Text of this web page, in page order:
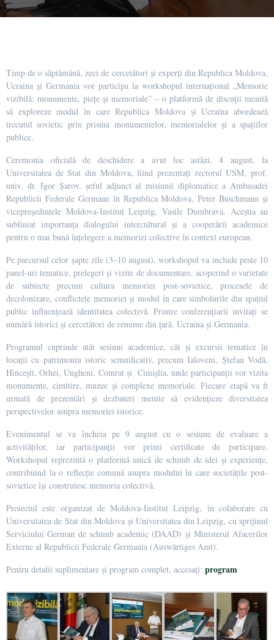
Timp de o săptămână, zeci de cercetători și experți din Republica Moldova,
Ucraina și Germania vor participa la workshopul internațional „Memorie
vizibilă: monumente, piețe și memoriale” – o platformă de discuții menită
să exploreze modul în care Republica Moldova și Ucraina abordează
trecutul sovietic prin prisma monumentelor, memorialelor și a spațiilor
publice.
Ceremonia oficială de deschidere a avut loc astăzi, 4 august, la
Universitatea de Stat din Moldova, fiind prezentați rectorul USM, prof.
univ. dr. Igor Șarov, șeful adjunct al misiunii diplomatice a Ambasadei
Republicii Federale Germane în Republica Moldova, Peter Buschmann și
vicepreședintele Moldova-Institut Leipzig, Vasile Dumbrava. Aceștia au
subliniat importanța dialogului intercultural și a cooperării academice
pentru o mai bună înțelegere a memoriei colective în context european.
Pe parcursul celor șapte zile (3–10 august), workshopul va include peste 10
panel-uri tematice, prelegeri și vizite de documentare, acoperind o varietate
de subiecte precum cultura memoriei post-sovietice, procesele de
decolonizare, conflictele memoriei și modul în care simbolurile din spațiul
public influențează identitatea colectivă. Printre conferențiarii invitați se
numără istorici și cercetători de renume din țară, Ucraina și Germania.
Programul cuprinde atât sesiuni academice, cât și excursii tematice în
locații cu patrimoniu istoric semnificativ, precum Ialoveni, Ștefan Vodă,
Hîncești, Orhei, Ungheni, Comrat și Cimișlia, unde participanții vor vizita
monumente, cimitire, muzee și complexe memoriale. Fiecare etapă va fi
urmată de prezentări și dezbateri menite să evidențieze diversitatea
perspectivelor asupra memoriei istorice.
Evenimentul se va încheia pe 9 august cu o sesiune de evaluare a
activităților, iar participanții vor primi certificate de participare.
Workshopul reprezintă o platformă unică de schimb de idei și experiențe,
contribuind la o reflecție comună asupra modului în care societățile post-
sovietice își construiesc memoria colectivă.
Proiectul este organizat de Moldova-Institut Leipzig, în colaborare cu
Universitatea de Stat din Moldova și Universitatea din Leipzig, cu sprijinul
Serviciului German de schimb academic (DAAD) și Ministerul Afacerilor
Externe al Republicii Federale Germania (Auswärtiges Amt).
Pentru detalii suplimentare și program complet, accesați: program